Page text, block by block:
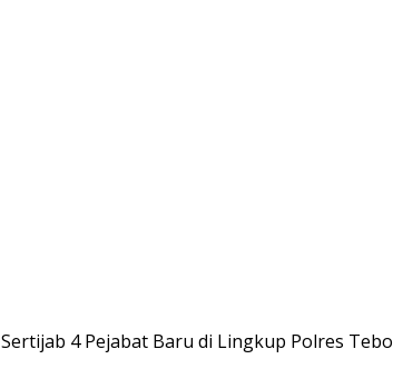
Sertijab 4 Pejabat Baru di Lingkup Polres Tebo